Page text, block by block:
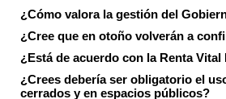
¿Cómo valora la gestión del
¿Cree que en otoño volverán a
¿Está de acuerdo con la Renta Vital
¿Crees debería ser obligatorio el
cerrados y en espacios públicos?